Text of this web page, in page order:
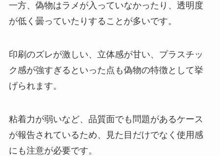
一方、偽物はラメが入っていなかったり、透明度
が低く曇っていたりすることが多いです。
印刷のズレが激しい、立体感が甘い、プラスチッ
ク感が強すぎるといった点も偽物の特徴として挙
げられます。
粘着力が弱いなど、品質面でも問題があるケース
が報告されているため、見た目だけでなく使用感
にも注意が必要です。